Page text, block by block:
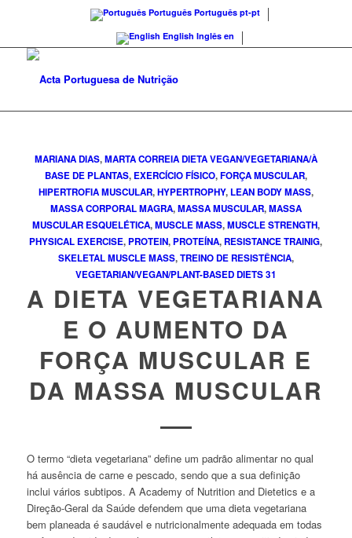
Português Português pt-pt
English Inglês en
MARIANA DIAS,MARTA CORREIADIETA VEGAN/VEGETARIANA/À
BASE DE PLANTAS, EXERCÍCIO FÍSICO,FORÇA MUSCULAR,
HIPERTROFIA MUSCULAR,HYPERTROPHY, LEAN BODY MASS,
MASSA CORPORAL MAGRA,MASSA MUSCULAR,MASSA
MUSCULAR ESQUELÉTICA,MUSCLE MASS,MUSCLE STRENGTH,
PHYSICAL EXERCISE,PROTEIN,PROTEÍNA, RESISTANCE TRAINIG,
SKELETAL MUSCLE MASS,TREINO DE RESISTÊNCIA,
VEGETARIAN/VEGAN/PLANT-BASED DIETS31
A DIETA VEGETARIANA
E O AUMENTO DA
FORÇA MUSCULAR E
DA MASSA MUSCULAR
O termo “dieta vegetariana” define um padrão alimentar no qual
há ausência de carne e pescado, sendo que a sua definição
inclui vários subtipos. A Academy of Nutrition and Dietetics e a
Direção-Geral da Saúde defendem que uma dieta vegetariana
bem planeada é saudável e nutricionalmente adequada em todas